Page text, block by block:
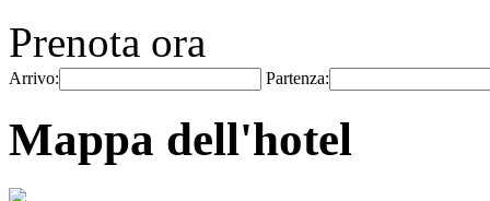
Prenota ora
Arrivo: Partenza:
Mappa dell'hotel